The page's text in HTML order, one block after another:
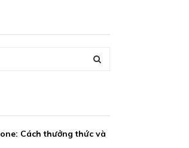
A
Cách thưởng thức và